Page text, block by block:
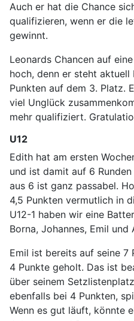
Auch er hat die Chance
qualifizieren, wenn er die
gewinnt.
Leonards Chancen auf
hoch, denn er steht aktuell
Punkten auf dem 3. Platz.
viel Unglück
mehr qualifiziert.
U12
Edith hat am ersten
und ist damit auf 6
aus 6 ist ganz passabel.
4,5 Punkten vermutlich in
U12-1 haben wir eine
Borna, Johannes, Emil und
Emil ist bereits auf seine 7
4 Punkte geholt. Das ist
über seinem
ebenfalls bei 4 Punkten,
Wenn es gut läuft, könnte